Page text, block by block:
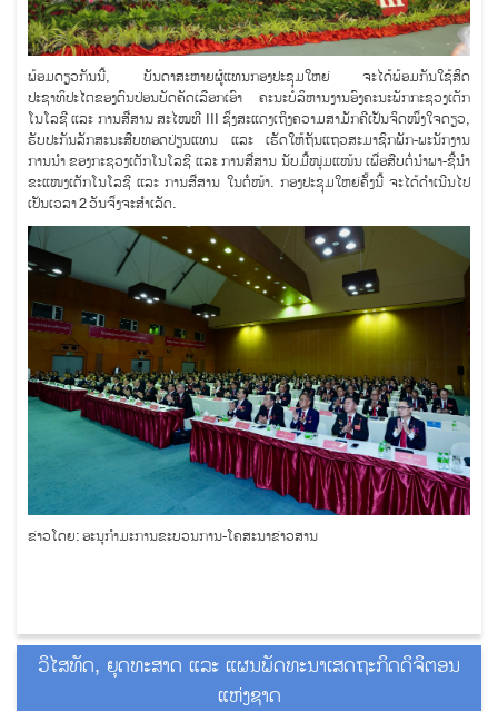
ພ້ອມດຽວກັນນີ້, ບັນດາສະຫາຍຜູ້ແທນກອງປະຊຸມໃຫຍ່ ຈະໄດ້ພ້ອມກັນໃຊ້ສິດ
ປະຊາທິປະໄຕຂອງຕົນປ່ອນບັດຄັດເລືອກເອົາ ຄະນະບໍລິຫານງານອົງຄະນະພັກກະຊວງເຕັກ
ໂນໂລຊີ ແລະ ການສື່ສານ ສະໄໝທີ III ຊຶ່ງສະແດງເຖິງຄວາມສາມັກຄີເປັນຈິດໜຶ່ງໃຈດຽວ,
ຮັບປະກັນລັກສະນະສືບທອດປ່ຽນແທນ ແລະ ເຮັດໃຫ້ຖັນແຖວສະມາຊິກພັກ-ພະນັກງານ
ການນໍາ ຂອງກະຊວງເຕັກໂນໂລຊີ ແລະ ການສື່ສານ ນັບມື້ໜຸ່ມແໜ້ນ ເພື່ອສືບຕໍ່ນໍາພາ-ຊີ້ນໍາ
ຂະແໜງເຕັກໂນໂລຊີ ແລະ ການສື່ສານ ໃນຕໍ່ໜ້າ. ກອງປະຊຸມໃຫຍ່ຄັ້ງນີ້ ຈະໄດ້ດໍາເນີນໄປ
ເປັນເວລາ 2 ວັນຈຶ່ງຈະສໍາເລັດ.
ຂ່າວໂດຍ: ອະນຸກໍາມະການຂະບວນການ-ໂຄສະນາຂ່າວສານ
ວິໄສທັດ, ຍຸດທະສາດ ແລະ ແຜນພັດທະນາເສດຖະກິດດິຈິຕອນ
ແຫ່ງຊາດ